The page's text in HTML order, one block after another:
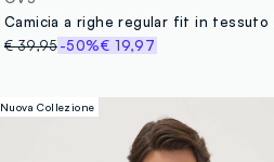
€ 39,95-50%€ 19,97
Nuova Collezione